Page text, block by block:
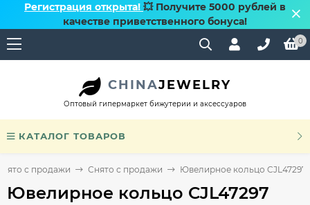
Регистрация открыта! 💥 Получите 5000 рублей в
качестве приветственного бонуса!
0
CHINAJEWELRY
Оптовый гипермаркет бижутерии и аксессуаров
КАТАЛОГ ТОВАРОВ
с продажи Снято с продажи Ювелирное кольцо CJL47297
Ювелирное кольцо CJL47297